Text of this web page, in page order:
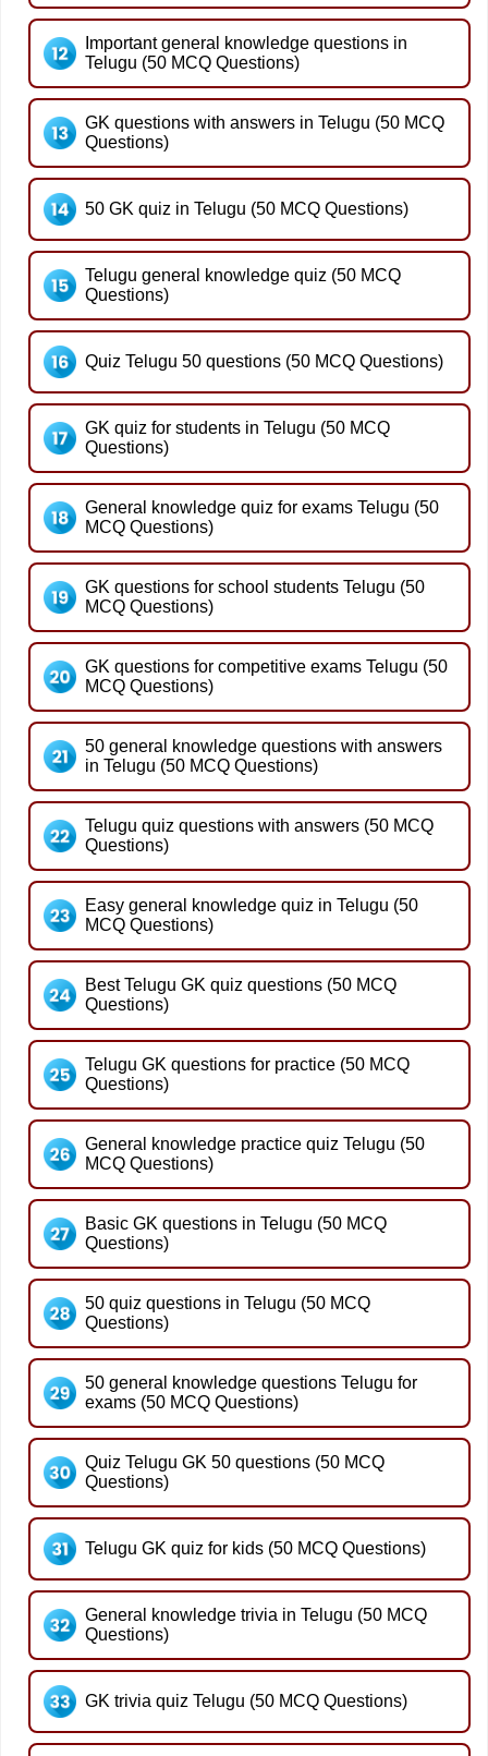
Important general knowledge questions in
Telugu (50 MCQ Questions)
GK questions with answers in Telugu (50 MCQ
Questions)
50 GK quiz in Telugu (50 MCQ Questions)
Telugu general knowledge quiz (50 MCQ
Questions)
Quiz Telugu 50 questions (50 MCQ Questions)
GK quiz for students in Telugu (50 MCQ
Questions)
General knowledge quiz for exams Telugu (50
MCQ Questions)
GK questions for school students Telugu (50
MCQ Questions)
GK questions for competitive exams Telugu (50
MCQ Questions)
50 general knowledge questions with answers
in Telugu (50 MCQ Questions)
Telugu quiz questions with answers (50 MCQ
Questions)
Easy general knowledge quiz in Telugu (50
MCQ Questions)
Best Telugu GK quiz questions (50 MCQ
Questions)
Telugu GK questions for practice (50 MCQ
Questions)
General knowledge practice quiz Telugu (50
MCQ Questions)
Basic GK questions in Telugu (50 MCQ
Questions)
50 quiz questions in Telugu (50 MCQ
Questions)
50 general knowledge questions Telugu for
exams (50 MCQ Questions)
Quiz Telugu GK 50 questions (50 MCQ
Questions)
Telugu GK quiz for kids (50 MCQ Questions)
General knowledge trivia in Telugu (50 MCQ
Questions)
GK trivia quiz Telugu (50 MCQ Questions)